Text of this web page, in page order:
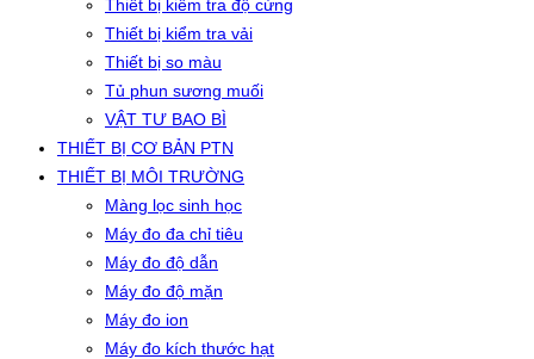
Thiết bị kiểm tra độ cứng
Thiết bị kiểm tra vải
Thiết bị so màu
Tủ phun sương muối
VẬT TƯ BAO BÌ
THIẾT BỊ CƠ BẢN PTN
THIẾT BỊ MÔI TRƯỜNG
Màng lọc sinh học
Máy đo đa chỉ tiêu
Máy đo độ dẫn
Máy đo độ mặn
Máy đo ion
Máy đo kích thước hạt